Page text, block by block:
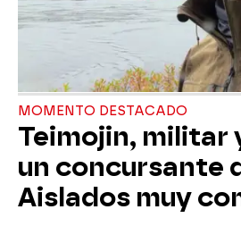
MOMENTO DESTACADO
Teimojin, militar
un concursante
Aislados muy